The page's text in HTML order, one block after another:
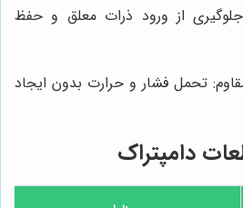
از ورود ذرات معلق و حفظ
تحمل فشار و حرارت بدون ایجاد
دامپتراک